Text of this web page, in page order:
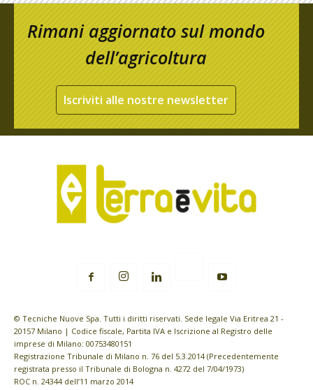
Rimani aggiornato sul mondo
dell’agricoltura
Iscriviti alle nostre newsletter
© Tecniche Nuove Spa. Tutti i diritti riservati. Sede legale Via Eritrea 21 -
20157 Milano | Codice fiscale, Partita IVA e Iscrizione al Registro delle
imprese di Milano: 00753480151
Registrazione Tribunale di Milano n. 76 del 5.3.2014 (Precedentemente
registrata presso il Tribunale di Bologna n. 4272 del 7/04/1973)
ROC n. 24344 dell’11 marzo 2014